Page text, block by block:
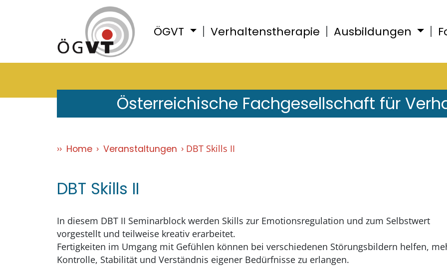
ÖGVT Verhaltenstherapie Ausbildungen
Österreichische Fachgesellschaft für
Home Veranstaltungen DBT Skills II
DBT Skills II
In diesem DBT II Seminarblock werden Skills zur Emotionsregulation und zum Selbstwert
vorgestellt und teilweise kreativ erarbeitet.
Fertigkeiten im Umgang mit Gefühlen können bei verschiedenen Störungsbildern helfen,
Kontrolle, Stabilität und Verständnis eigener Bedürfnisse zu erlangen.